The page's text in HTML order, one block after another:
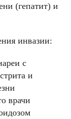
(гепатит) и
инвазии:
с
и
врачи